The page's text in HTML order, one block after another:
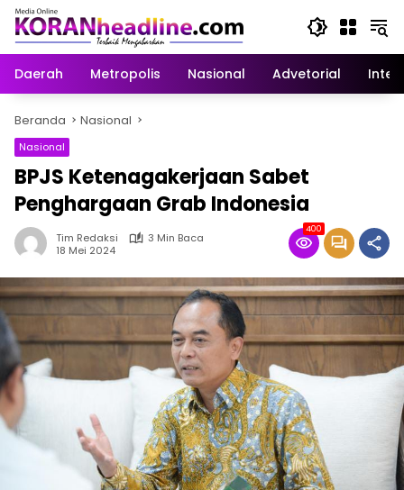
Langsung
konten
Daerah
Metropolis Nasional Advetorial
Beranda Nasional
Nasional
BPJS Ketenagakerjaan Sabet
Penghargaan Grab Indonesia
Tim Redaksi
3 Min Baca
18 Mei 2024
400